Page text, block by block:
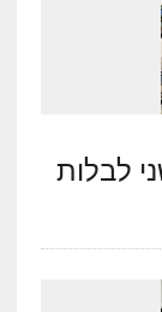
לבלות